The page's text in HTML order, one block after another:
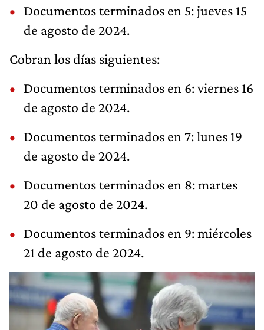
Documentos terminados en 5: jueves 15
de agosto de 2024.
Cobran los días siguientes:
Documentos terminados en 6: viernes 16
de agosto de 2024.
Documentos terminados en 7: lunes 19
de agosto de 2024.
Documentos terminados en 8: martes
20 de agosto de 2024.
Documentos terminados en 9: miércoles
21 de agosto de 2024.